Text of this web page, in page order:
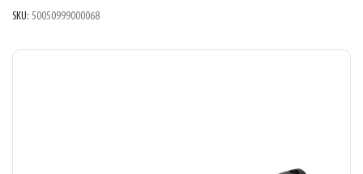
SKU: 50050999000068